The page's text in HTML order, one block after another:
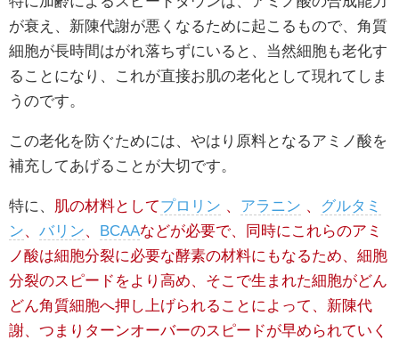
が衰え、新陳代謝が悪くなるために起こるもので、角質
細胞が長時間はがれ落ちずにいると、当然細胞も老化す
ることになり、これが直接お肌の老化として現れてしま
うのです。
この老化を防ぐためには、やはり原料となるアミノ酸を
補充してあげることが大切です。
特に、 肌の材料としてプロリン 、 アラニン 、
グルタミ
ン、 バリン、 BCAAなどが必要で、同時にこれらのアミ
ノ酸は細胞分裂に必要な酵素の材料にもなるため、細胞
分裂のスピードをより高め、そこで生まれた細胞がどん
どん角質細胞へ押し上げられることによって、新陳代
謝、つまりターンオーバーのスピードが早められていく